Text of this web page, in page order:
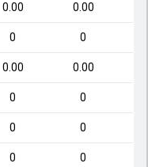
0.00 0.00
0 0
0.00 0.00
0 0
0 0
0 0